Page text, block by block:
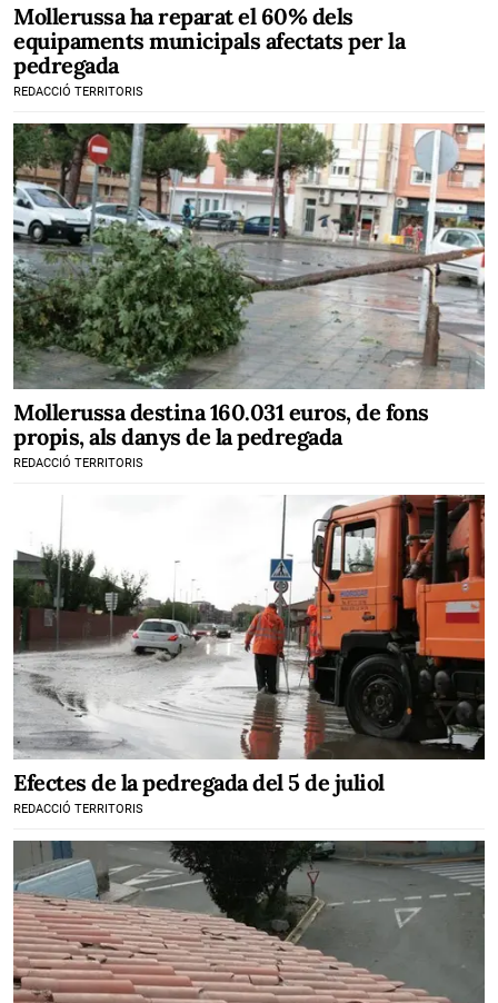
Mollerussa ha reparat el 60% dels
equipaments municipals afectats per la
pedregada
REDACCIÓ TERRITORIS
Mollerussa destina 160.031 euros, de fons
propis, als danys de la pedregada
REDACCIÓ TERRITORIS
Efectes de la pedregada del 5 de juliol
REDACCIÓ TERRITORIS